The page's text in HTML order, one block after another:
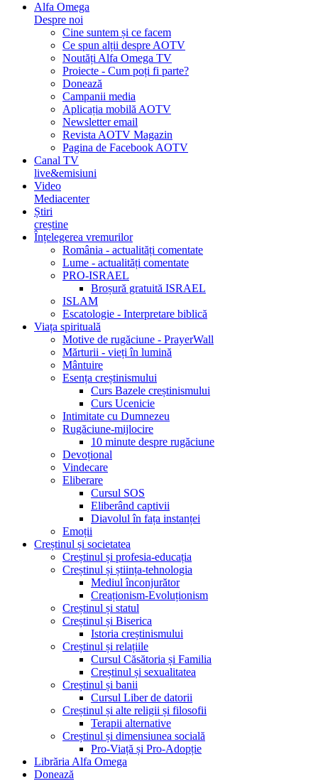
Alfa Omega
Despre noi
Cine suntem și ce facem
Ce spun alții despre AOTV
Noutăți Alfa Omega TV
Proiecte - Cum poți fi parte?
Donează
Campanii media
Aplicația mobilă AOTV
Newsletter email
Revista AOTV Magazin
Pagina de Facebook AOTV
Canal TV
live&emisiuni
Video
Mediacenter
Știri
creștine
Înțelegerea vremurilor
România - actualități comentate
Lume - actualități comentate
PRO-ISRAEL
Broșură gratuită ISRAEL
ISLAM
Escatologie - Interpretare biblică
Viața spirituală
Motive de rugăciune - PrayerWall
Mărturii - vieți în lumină
Mântuire
Esența creștinismului
Curs Bazele creștinismului
Curs Ucenicie
Intimitate cu Dumnezeu
Rugăciune-mijlocire
10 minute despre rugăciune
Devoțional
Vindecare
Eliberare
Cursul SOS
Eliberând captivii
Diavolul în fața instanței
Emoții
Creștinul și societatea
Creștinul și profesia-educația
Creștinul și știința-tehnologia
Mediul înconjurător
Creaționism-Evoluționism
Creștinul și statul
Creștinul și Biserica
Istoria creștinismului
Creștinul și relațiile
Cursul Căsătoria și Familia
Creștinul și sexualitatea
Creștinul și banii
Cursul Liber de datorii
Creștinul și alte religii și filosofii
Terapii alternative
Creștinul și dimensiunea socială
Pro-Viață și Pro-Adopție
Librăria Alfa Omega
Donează